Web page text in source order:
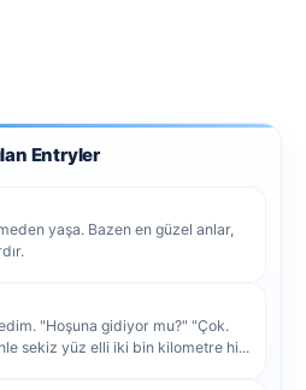
Entryler
yaşa. Bazen en güzel anlar,
"Hoşuna gidiyor mu?" "Çok.
sekiz yüz elli iki bin kilometre hi...